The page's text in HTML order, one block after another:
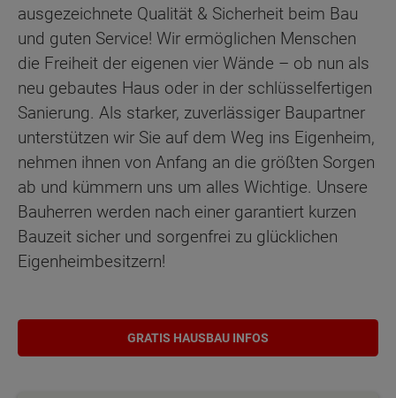
ausgezeichnete Qualität & Sicherheit beim Bau
und guten Service! Wir ermöglichen Menschen
die Freiheit der eigenen vier Wände – ob nun als
neu gebautes Haus oder in der schlüsselfertigen
Sanierung. Als starker, zuverlässiger Baupartner
unterstützen wir Sie auf dem Weg ins Eigenheim,
nehmen ihnen von Anfang an die größten Sorgen
ab und kümmern uns um alles Wichtige. Unsere
Bauherren werden nach einer garantiert kurzen
Bauzeit sicher und sorgenfrei zu glücklichen
Eigenheimbesitzern!
GRATIS HAUSBAU INFOS